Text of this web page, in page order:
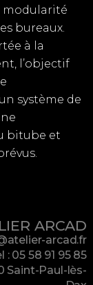
modularité
bureaux.
à la
l’objectif
système de
bitube et
ARCAD
arcad.fr
: 05 58 91 95 85
Saint-Paul-lès-